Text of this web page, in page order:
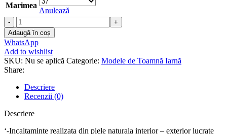
Marimea
Anulează
Cantitate
Ghete
piele
naturala
Tournett
Black
Adaugă în coș
WhatsApp
Add to wishlist
SKU: Nu se aplică Categorie: Modele de Toamnă Iarnă
Share:
Descriere
Recenzii (0)
Descriere
‘-Incaltaminte realizata din piele naturala interior – exterior lucrate